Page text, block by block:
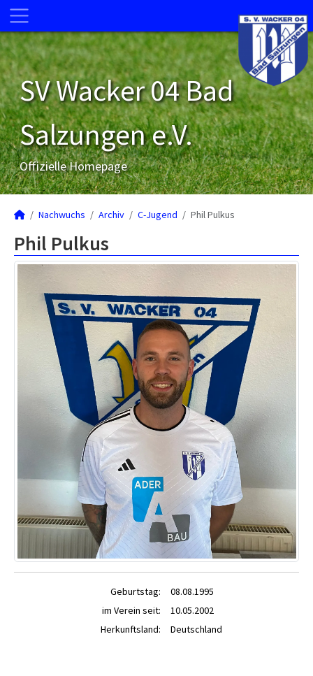
SV Wacker 04 Bad
Salzungen e.V.
Offizielle Homepage
Nachwuchs Archiv C-Jugend Phil Pulkus
Phil Pulkus
Geburtstag:
08.08.1995
im Verein seit:
10.05.2002
Herkunftsland:
Deutschland